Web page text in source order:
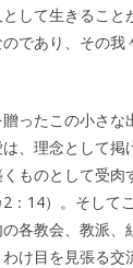
して生きるこ
であり、その
ったこの小さ
、理念として
ものとして受
：14）。そして
各教会、教派
け目を見張る交